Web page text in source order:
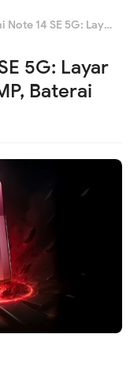
Kamera Sony 50MP, Baterai Tangguh 5100mAh
5G: Layar
Baterai